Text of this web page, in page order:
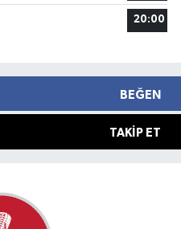
20:00
BEĞEN
TAKIP ET